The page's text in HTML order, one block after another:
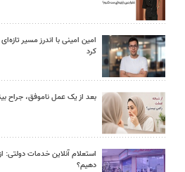
امین امینی با اندرز مسیر
کرد
بعد از یک عمل ناموفق، جراح
استعلام آنلاین خدمات دولتی:
دهیم؟